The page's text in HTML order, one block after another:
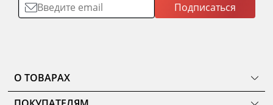
Подписаться
О ТОВАРАХ
ТОВАРЫ